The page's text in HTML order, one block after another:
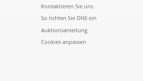
Kontaktieren Sie uns
So richten Sie DNS ein
Auktionsanleitung
Cookies anpassen